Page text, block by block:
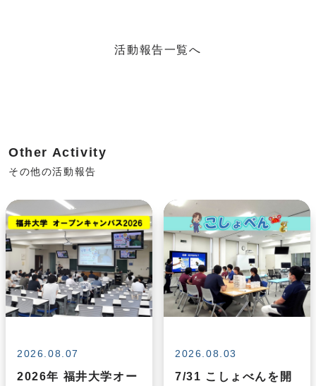
活動報告一覧へ
Other Activity
その他の活動報告
2026.08.07
2026年 福井大学オー
2026.08.03
7/31 こしょべんを開